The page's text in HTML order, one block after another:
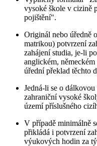
vysoké škole v cizině
pojištění".
Originál nebo úředně
matrikou) potvrzení
zahájení studia, je-li
anglickém,
úřední překlad těchto
Jedná-li se o
zahraniční vysoké
území příslušného
V případě minimálně
přikládá i potvrzení
výukových hodin za